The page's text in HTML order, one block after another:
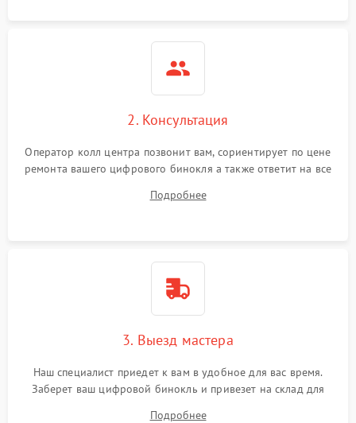
2. Консультация
Оператор колл центра позвонит вам, сориентирует по цене
ремонта вашего цифрового бинокля а также ответит на все
Подробнее
3. Выезд мастера
Наш специалист приедет к вам в удобное для вас время.
Заберет ваш цифровой бинокль и привезет на склад для
Подробнее